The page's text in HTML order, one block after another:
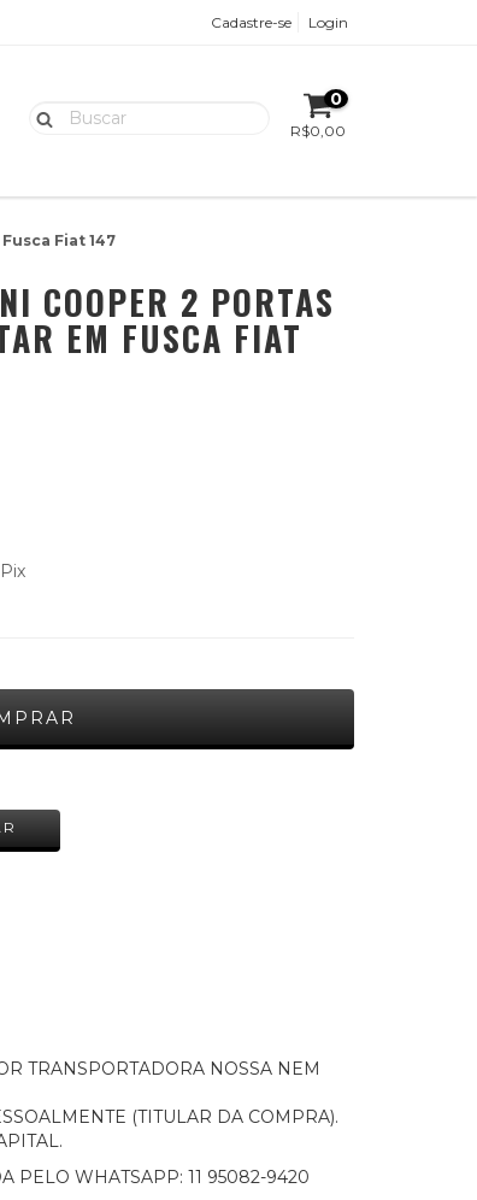
Cadastre-se Login
0
R$0,00
Fiat 147
COOPER 2 PORTAS
EM FUSCA FIAT
TRANSPORTADORA NOSSA NEM
(TITULAR DA COMPRA).
PELO WHATSAPP: 11 95082-9420